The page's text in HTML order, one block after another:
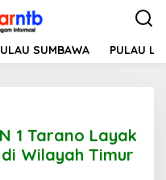
SUMBAWA PULAU
1 Tarano Layak
Wilayah Timur